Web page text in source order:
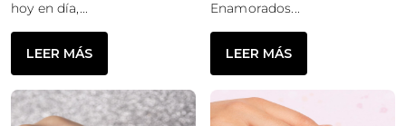
hoy en día,...
LEER MÁS
Enamorados...
LEER MÁS